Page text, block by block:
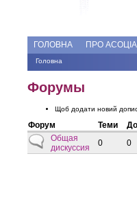
ГОЛОВНА ПРО
Ви є тут
Головна
Форумы
Щоб додати новий
Форум Теми
Нові дописи відсутні
Общая
дискуссия
0 0